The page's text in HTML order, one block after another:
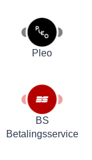
Pleo
BS
Betalingsservice